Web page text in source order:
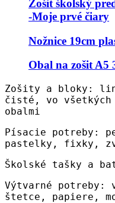
Zošit školský
-Moje prvé čiary
Nožnice 19cm
Obal na zošit A5
Zošity a bloky:
čisté, vo všetkých
obalmi
Písacie potreby:
pastelky, fixky,
Školské tašky a
Výtvarné potreby:
štetce, papiere,